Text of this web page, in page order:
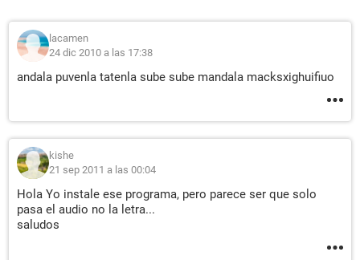
lacamen
24 dic 2010 a las 17:38
andala puvenla tatenla sube sube mandala macksxighuifiuo
kishe
21 sep 2011 a las 00:04
Hola Yo instale ese programa, pero parece ser que solo
pasa el audio no la letra...
saludos